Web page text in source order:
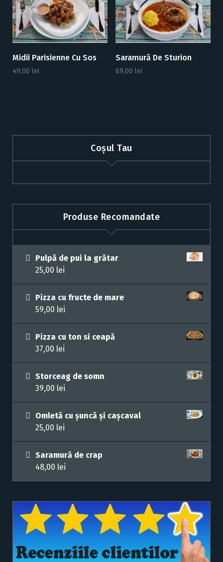
Midii Parisienne Cu Sos
49,00 lei
Saramură De Sturion
69,00 lei
Coșul Tau
Produse Recomandate
Pulpă de pui la grătar
25,00 lei
Pizza cu fructe de mare
59,00 lei
Pizza cu ton si ceapă
37,00 lei
Storceag de somn
39,00 lei
Omletă cu șuncă și cașcaval
25,00 lei
Saramură de crap
48,00 lei